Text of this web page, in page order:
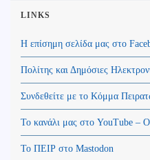
LINKS
Η επίσημη σελίδα μας στο
Πολίτης και Δημόσιες
Συνδεθείτε με το Κόμμα
Το κανάλι μας στο YouTube –
Το ΠΕΙΡ στο Mastodon